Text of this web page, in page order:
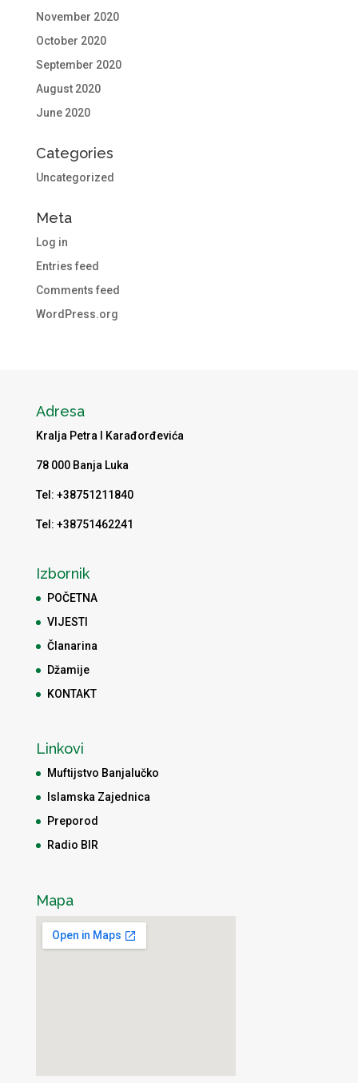
November 2020
October 2020
September 2020
August 2020
June 2020
Categories
Uncategorized
Meta
Log in
Entries feed
Comments feed
WordPress.org
Adresa
Kralja Petra I Karađorđevića
78 000 Banja Luka
Tel: +38751211840
Tel: +38751462241
Izbornik
POČETNA
VIJESTI
Članarina
Džamije
KONTAKT
Linkovi
Muftijstvo Banjalučko
Islamska Zajednica
Preporod
Radio BIR
Mapa